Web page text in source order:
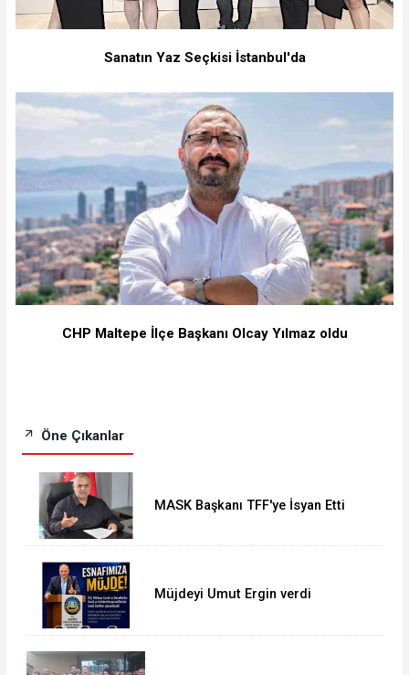
Sanatın Yaz Seçkisi İstanbul'da
CHP Maltepe İlçe Başkanı Olcay Yılmaz oldu
Öne Çıkanlar
MASK Başkanı TFF'ye İsyan Etti
Müjdeyi Umut Ergin verdi